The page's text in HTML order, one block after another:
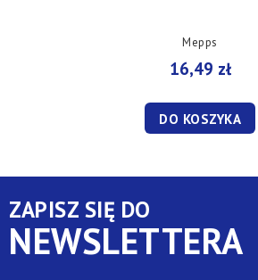
Mepps
16,49 zł
DO KOSZYKA
ZAPISZ SIĘ DO
NEWSLETTERA